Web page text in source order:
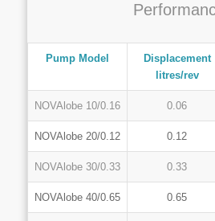
Pump Model
Displacement
litres/rev
NOVAlobe 10/0.16 0.06
NOVAlobe 20/0.12 0.12
NOVAlobe 30/0.33 0.33
NOVAlobe 40/0.65 0.65